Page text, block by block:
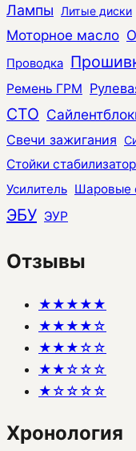
Лампы Литые диски
Моторное масло
Проводка
Ремень ГРМ
СТО
Свечи зажигания
Стойки
Усилитель Шаровые
ЭБУ ЭУР
Отзывы
★★★★★
★★★★☆
★★★☆☆
★★☆☆☆
★☆☆☆☆
Хронология